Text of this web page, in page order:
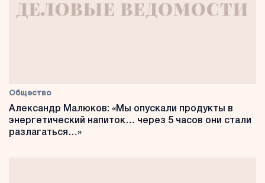
Общество
Александр Малюков: «Мы опускали продукты в
энергетический напиток… через 5 часов они стали
разлагаться…»